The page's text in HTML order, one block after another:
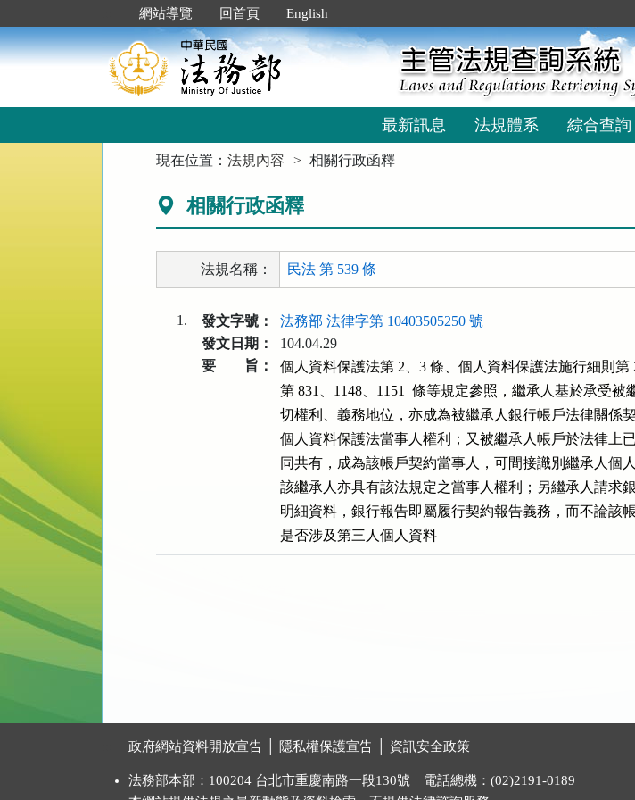
到
主
要
網站導覽 回首頁 English
最新訊息 法規體系 綜合查詢
現在位置：法規內容 相關行政函釋
相關行政函釋
法規名稱： 民法 第 539 條
1. 發文字號：
法務部 法律字第 10403505250 號
發文日期：
104.04.29
要 旨：
個人資料保護法第 2、3 條、個人資料保護法施行細則第
第 831、1148、1151  條等規定參照，繼承人基於承受被
切權利、義務地位，亦成為被繼承人銀行帳戶法律關係
個人資料保護法當事人權利；又被繼承人帳戶於法律上
同共有，成為該帳戶契約當事人，可間接識別繼承人個
該繼承人亦具有該法規定之當事人權利；另繼承人請求
明細資料，銀行報告即屬履行契約報告義務，而不論該
是否涉及第三人個人資料
政府網站資料開放宣告 隱私權保護宣告 資訊安全政策
法務部本部：100204 台北市重慶南路一段130號 電話總機：(02)2191-0189